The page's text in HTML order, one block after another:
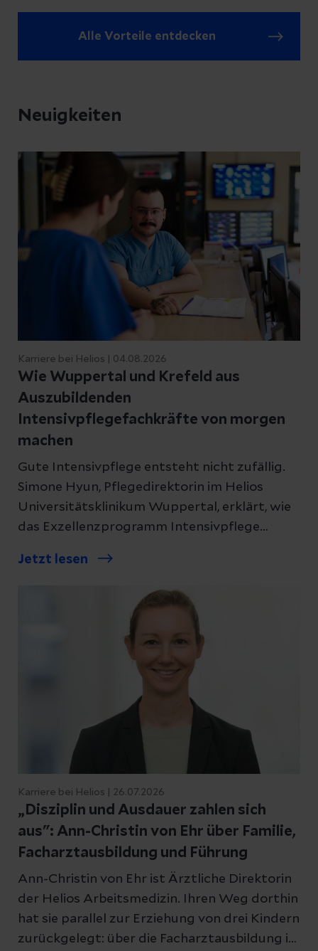
Alle Vorteile entdecken
Neuigkeiten
Karriere bei Helios | 04.08.2026
Wie Wuppertal und Krefeld aus
Auszubildenden
Intensivpflegefachkräfte von morgen
machen
Gute Intensivpflege entsteht nicht zufällig.
Simone Hyun, Pflegedirektorin im Helios
Universitätsklinikum Wuppertal, erklärt, wie
das Exzellenzprogramm Intensivpflege
Entwicklungsweg aufbaut, der schon in der
Jetzt lesen
Karriere bei Helios | 26.07.2026
„Disziplin und Ausdauer zahlen sich
aus": Ann-Christin von Ehr über Familie,
Facharztausbildung und Führung
Ann-Christin von Ehr ist Ärztliche Direktorin
der Helios Arbeitsmedizin. Ihren Weg dorthin
hat sie parallel zur Erziehung von drei Kindern
zurückgelegt: über die Facharztausbildung in